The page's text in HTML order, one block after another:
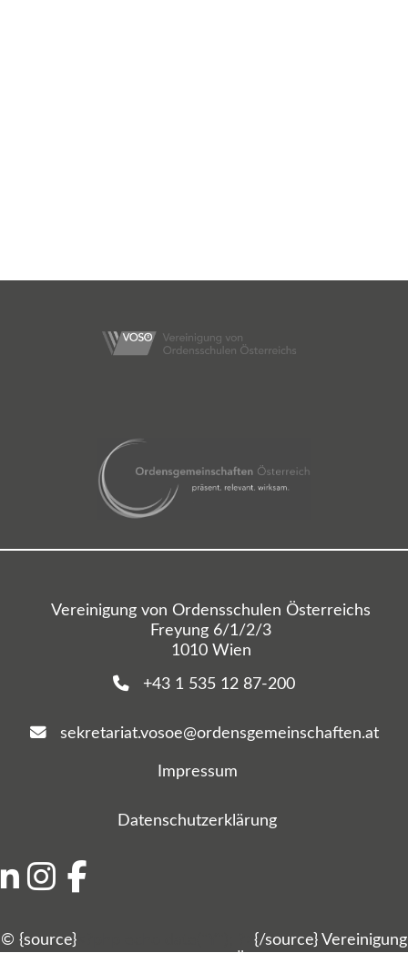
Vereinigung von Ordensschulen Österreichs
Freyung 6/1/2/3
1010 Wien
+43 1 535 12 87-200
sekretariat.vosoe@ordensgemeinschaften.at
Impressum
Datenschutzerklärung
© {source}
{/source} Vereinigung